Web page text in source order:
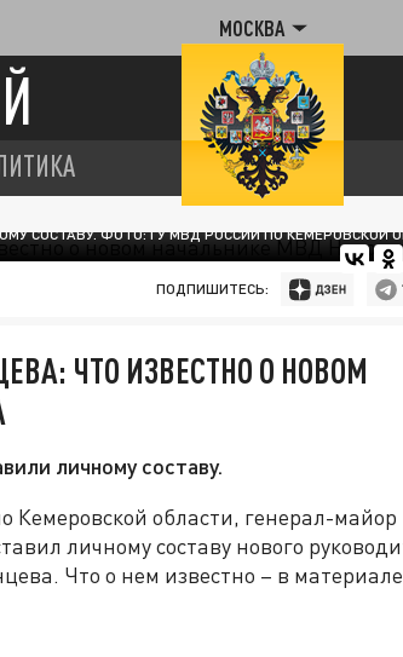
МОСКВА
СОСТАВУ. ФОТО: ГУ МВД РОССИИ ПО КЕМЕРОВСКОЙ
ПОДПИШИТЕСЬ:
ЧТО ИЗВЕСТНО О НОВОМ
личному составу.
Кемеровской области, генерал-майор
личному составу нового
Что о нем известно – в материале